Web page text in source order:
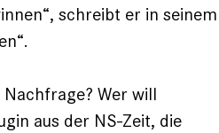
schreibt er in seinem
Wer will
aus der NS-Zeit, die